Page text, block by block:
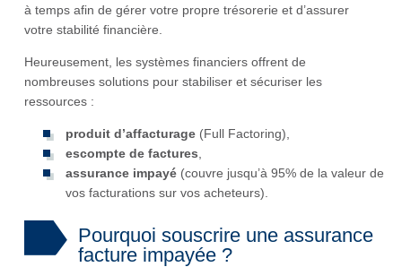
à temps afin de gérer votre propre trésorerie et d’assurer
votre stabilité financière.
Heureusement, les systèmes financiers offrent de
nombreuses solutions pour stabiliser et sécuriser les
ressources :
produit d’affacturage (Full Factoring),
escompte de factures
assurance impayé (couvre jusqu’à 95% de la valeur de
vos facturations sur vos acheteurs).
Pourquoi souscrire une assurance
facture impayée ?